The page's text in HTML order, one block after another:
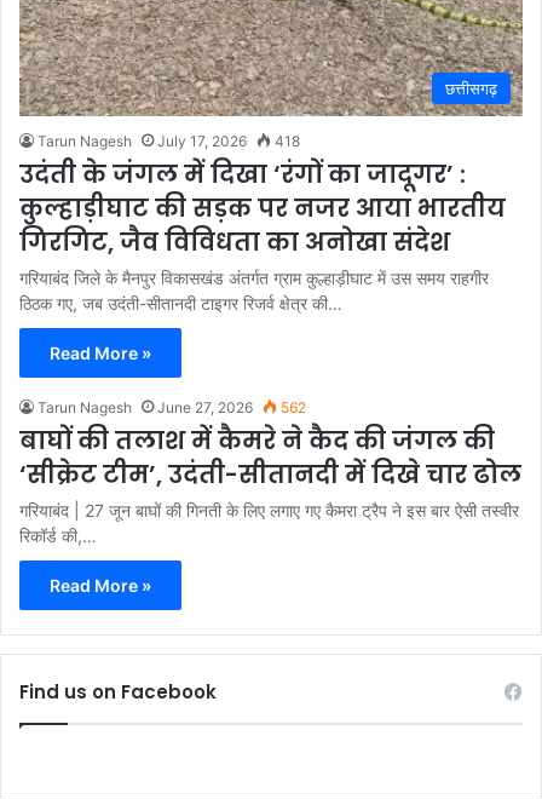
छत्तीसगढ़
Tarun Nagesh July 17, 2026 418
उदंती के जंगल में दिखा ‘रंगों का जादूगर’ :
कुल्हाड़ीघाट की सड़क पर नजर आया भारतीय
गिरगिट, जैव विविधता का अनोखा संदेश
गरियाबंद जिले के मैनपुर विकासखंड अंतर्गत ग्राम कुल्हाड़ीघाट में उस समय राहगीर
ठिठक गए, जब उदंती-सीतानदी टाइगर रिजर्व क्षेत्र की…
Read More »
Tarun Nagesh June 27, 2026 562
बाघों की तलाश में कैमरे ने कैद की जंगल की
‘सीक्रेट टीम’, उदंती-सीतानदी में दिखे चार ढोल
गरियाबंद | 27 जून बाघों की गिनती के लिए लगाए गए कैमरा ट्रैप ने इस बार ऐसी तस्वीर
रिकॉर्ड की,…
Read More »
Find us on Facebook